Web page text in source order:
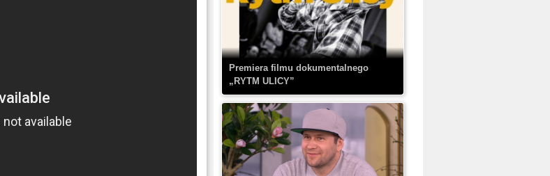
Premiera filmu dokumentalnego
„RYTM ULICY”